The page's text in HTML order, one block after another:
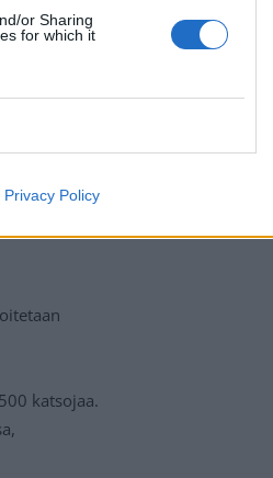
or Sharing
for which it
Privacy Policy
on yksi
katsojaa.